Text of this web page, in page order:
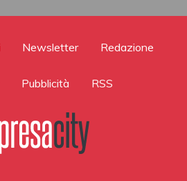
Newsletter Redazione
Pubblicità RSS